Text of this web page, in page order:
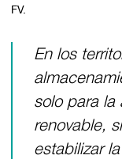
FV.
En los
solo para la
renovable,
estabilizar